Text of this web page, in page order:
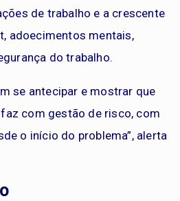
de trabalho e a crescente
adoecimentos mentais,
do trabalho.
se antecipar e mostrar que
com gestão de risco, com
o início do problema”, alerta